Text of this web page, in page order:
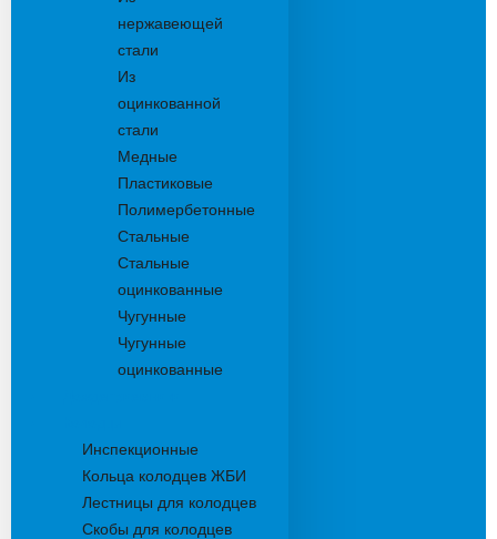
нержавеющей
стали
Из
оцинкованной
стали
Медные
Пластиковые
Полимербетонные
Стальные
Стальные
оцинкованные
Чугунные
Чугунные
оцинкованные
Инспекционные
Кольца колодцев ЖБИ
Лестницы для колодцев
Скобы для колодцев